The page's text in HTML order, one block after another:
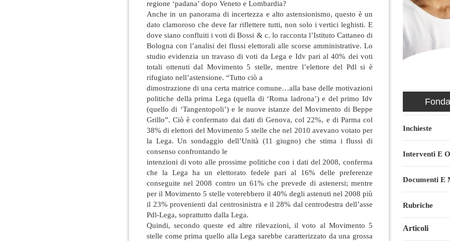
regione ‘padana’ dopo Veneto e Lombardia?
Anche in un panorama di incertezza e alto astensionismo, questo è un
dato clamoroso che deve far riflettere tutti, non solo i vertici leghisti. E
dove siano confluiti i voti di Bossi & c. lo racconta l’Istituto Cattaneo di
Bologna con l’analisi dei flussi elettorali alle scorse amministrative. Lo
studio evidenzia un travaso di voti da Lega e Idv pari al 40% dei voti
totali ottenuti dal Movimento 5 stelle, mentre l’elettore del Pdl si è
rifugiato nell’astensione. “Tutto ciò a
dimostrazione di una certa matrice comune…alla base delle motivazioni
politiche della prima Lega (quella di ‘Roma ladrona’) e del primo Idv
(quello di ‘Tangentopoli’) e le nuove istanze del Movimento di Beppe
Grillo”. Ciò è confermato dai dati di Genova, col 22%, e di Parma col
38% di elettori del Movimento 5 stelle che nel 2010 avevano votato per
la Lega. Un sondaggio dell’Unità (11 giugno) che stima i flussi di
consenso confrontando le
intenzioni di voto alle prossime politiche con i dati del 2008, conferma
che la Lega ha un elettorato fedele pari al 16% delle preferenze
conseguite nel 2008 contro un 61% che prevede di astenersi; mentre
per il Movimento 5 stelle voterebbero il 40% degli astenuti nel 2008 più
il 23% provenienti dal centrosinistra e il 28% dal centrodestra dell’asse
Pdl-Lega, soprattutto dalla Lega.
Quindi, secondo queste ed altre rilevazioni, il voto al Movimento 5
stelle come prima quello alla Lega sarebbe caratterizzato da una grossa
Inchieste
Interventi E
Documenti E
Rubriche
Articoli